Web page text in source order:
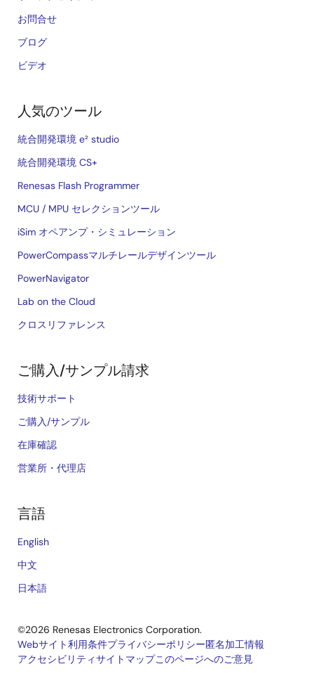
お問合せ
ブログ
ビデオ
人気のツール
統合開発環境 e² studio
統合開発環境 CS+
Renesas Flash Programmer
MCU / MPU セレクションツール
iSim オペアンプ・シミュレーション
PowerCompassマルチレールデザインツール
PowerNavigator
Lab on the Cloud
クロスリファレンス
ご購入/サンプル請求
技術サポート
ご購入/サンプル
在庫確認
営業所・代理店
言語
English
中文
日本語
©2026 Renesas Electronics Corporation.
Legal
Webサイト利用条件プライバシーポリシー匿名加工情報
アクセシビリティサイトマップこのページへのご意見